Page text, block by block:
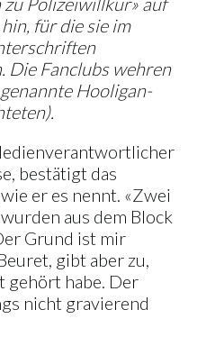
für die sie im
Die Fanclubs wehren
Hooligan-
bestätigt das
er es nennt. «Zwei
aus dem Block
Grund ist mir
gibt aber zu,
gehört habe. Der
nicht gravierend